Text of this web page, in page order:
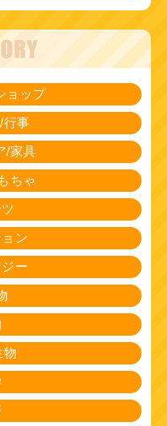
ョップ
行事
/家具
ちゃ
ン
ー
物